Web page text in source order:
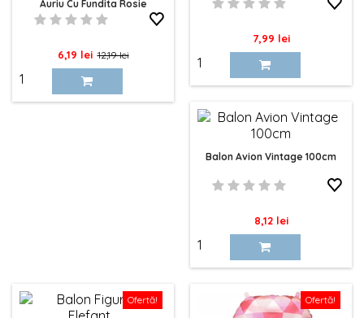
Auriu Cu Fundita Rosie
Pret
6,19 lei Pret
baza
12,19 lei
Pret
7,99 lei
Balon Avion Vintage 100cm
Pret
8,12 lei
Ofertă! Ofertă!